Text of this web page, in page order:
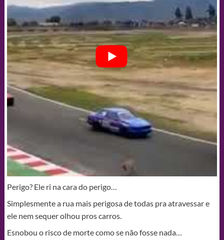
Perigo? Ele ri na cara do perigo…
Simplesmente a rua mais perigosa de todas pra atravessar e
ele nem sequer olhou pros carros.
Esnobou o risco de morte como se não fosse nada…